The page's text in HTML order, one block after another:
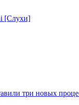
[Слухи]
три новых